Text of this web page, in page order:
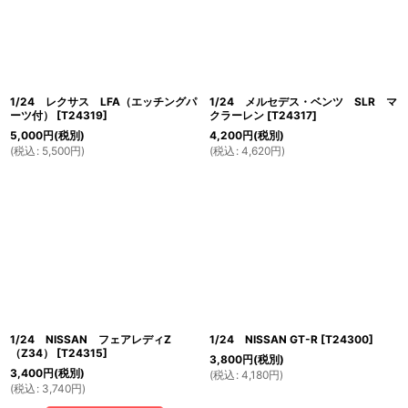
1/24 レクサス LFA（エッチングパ
ーツ付）
[T24319]
5,000円(税別)
(税込 : 5,500円)
1/24 メルセデス・ベンツ SLR マ
クラーレン [T24317]
4,200円(税別)
(税込 : 4,620円)
1/24 NISSAN フェアレディZ
（Z34）
[T24315]
3,400円(税別)
(税込 : 3,740円)
1/24 NISSAN GT-R [T24300]
3,800円(税別)
(税込 : 4,180円)